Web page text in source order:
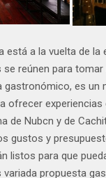
está a la vuelta de
reúnen para
gastronómico, es un
ofrecer
de Nubcn y de
gustos y
listos para que
variada propuesta